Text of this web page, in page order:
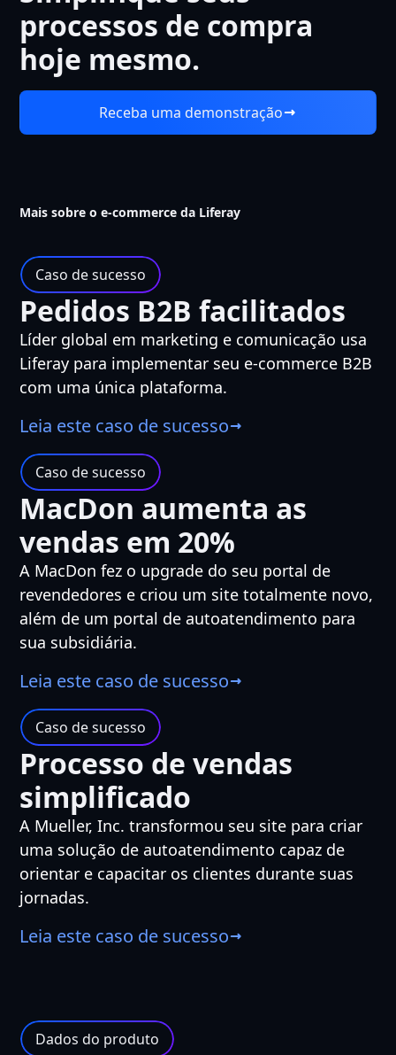
processos de compra
hoje mesmo.
Receba uma demonstração
Mais sobre o e-commerce da Liferay
Caso de sucesso
Pedidos B2B facilitados
Líder global em marketing e comunicação usa
Liferay para implementar seu e-commerce B2B
com uma única plataforma.
Leia este caso de sucesso
Caso de sucesso
MacDon aumenta as
vendas em 20%
A MacDon fez o upgrade do seu portal de
revendedores e criou um site totalmente novo,
além de um portal de autoatendimento para
sua subsidiária.
Leia este caso de sucesso
Caso de sucesso
Processo de vendas
simplificado
A Mueller, Inc. transformou seu site para criar
uma solução de autoatendimento capaz de
orientar e capacitar os clientes durante suas
jornadas.
Leia este caso de sucesso
Dados do produto